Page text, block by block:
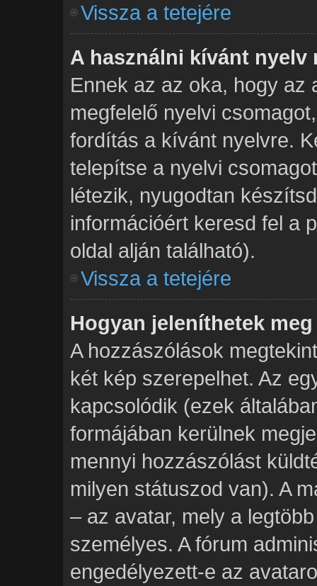
Vissza a tetejére
A használni kívánt nyelv
Ennek az az oka, hogy az
megfelelő nyelvi
fordítás a kívánt nyelvre.
telepítse a nyelvi
létezik, nyugodtan
információért keresd fel a
oldal alján található).
Vissza a tetejére
Hogyan jeleníthetek
A hozzászólások
két kép szerepelhet. Az
kapcsolódik (ezek
formájában kerülnek
mennyi hozzászólást
milyen státuszod van). A
– az avatar, mely a
személyes. A fórum
engedélyezett-e az